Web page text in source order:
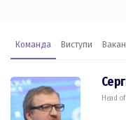
Команда Виступи
Head